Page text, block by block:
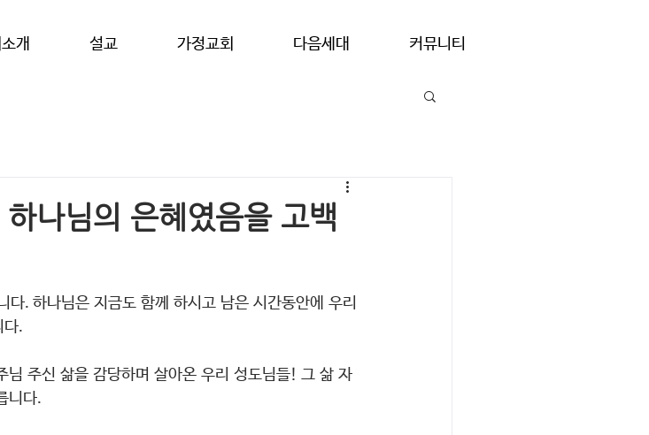
개 설교 가정교회 다음세대 커뮤니티
나님의 은혜였음을 고백
. 하나님은 지금도 함께 하시고 남은 시간동안에 우리
다.
주신 삶을 감당하며 살아온 우리 성도님들! 그 삶 자
니다.